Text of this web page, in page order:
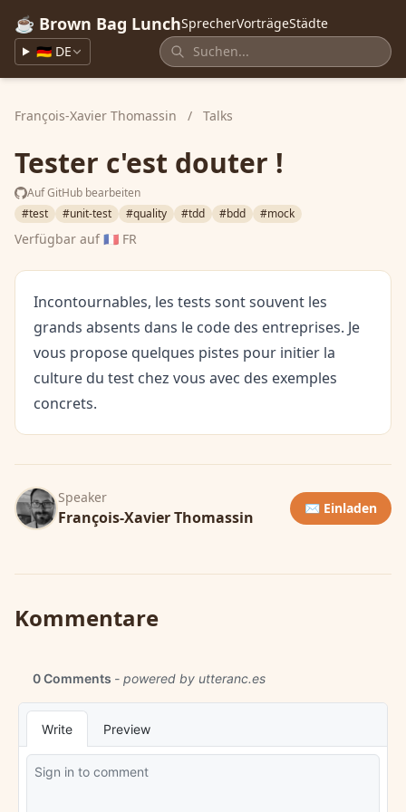
☕ Brown Bag LunchSprecherVorträgeStädte
🇩🇪 DE
François-Xavier Thomassin / Talks
Tester c'est douter !
Auf GitHub bearbeiten
#test
#unit-test #quality #tdd #bdd #mock
Verfügbar auf🇫🇷 FR
Incontournables, les tests sont souvent les
grands absents dans le code des entreprises. Je
vous propose quelques pistes pour initier la
culture du test chez vous avec des exemples
concrets.
Speaker
François-Xavier Thomassin ✉️ Einladen
Kommentare